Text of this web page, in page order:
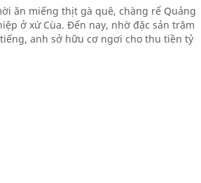
ăn miếng thịt gà quê, chàng rể Quảng
ở xứ Cùa. Đến nay, nhờ đặc sản trăm
anh sở hữu cơ ngơi cho thu tiền tỷ